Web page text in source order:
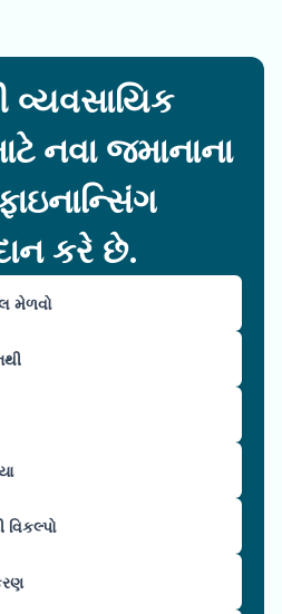
વ્યવસાયિક
નવા જમાનાના
કરે છે.
મેળવો